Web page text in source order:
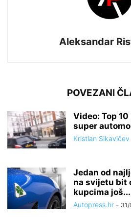
Aleksandar
POVEZANI
Video: Top
super
Kristian Sikavičev
Jedan od
na svijetu bit
kupcima još...
Autopress.hr -